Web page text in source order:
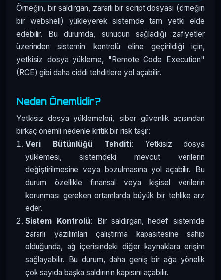
Örneğin, bir saldırgan, zararlı bir script dosyası (örneğin
bir webshell) yükleyerek sistemde tam yetki elde
edebilir. Bu durumda, sunucun sağladığı zafiyetler
üzerinden sistemin kontrolü eline geçirildiği için,
yetkisiz dosya yükleme, "Remote Code Execution"
(RCE) gibi daha ciddi tehditlere yol açabilir.
Neden Önemlidir?
Yetkisiz dosya yüklemeleri, siber güvenlik açısından
birkaç önemli nedenle kritik bir risk taşır:
Veri Bütünlüğü Tehditi: Yetkisiz dosya
yüklemesi, sistemdeki mevcut verilerin
değiştirilmesine veya bozulmasına yol açabilir. Bu
durum özellikle finansal veya kişisel verilerin
korunması gereken ortamlarda büyük bir tehlike arz
eder.
Sistem Kontrolü: Bir saldırgan, hedef sistemde
zararlı yazılımları çalıştırma kapasitesine sahip
olduğunda, ağ içerisindeki diğer kaynaklara erişim
sağlayabilir. Bu durum, daha geniş bir ağa yönelik
çok sayıda başka saldırının kapısını açabilir.